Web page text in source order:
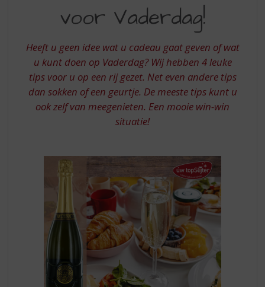
HEEFT
BESTE
CADEAU
VOOR
VADERDAG
voor Vaderdag!
Heeft u geen idee wat u cadeau gaat geven of wat
u kunt doen op Vaderdag? Wij hebben 4 leuke
tips voor u op een rij gezet. Net even andere tips
dan sokken of een geurtje. De meeste tips kunt u
ook zelf van meegenieten. Een mooie win-win
situatie!